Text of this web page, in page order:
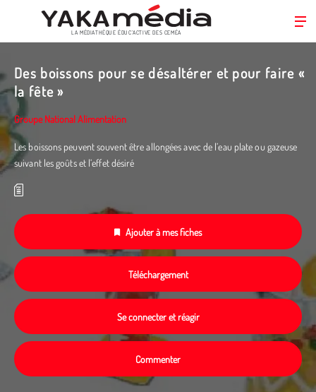
contenu
principal
LA MÉDIATHÈQUE ÉDUC’ACTIVE DES CEMÉA
Des boissons pour se désaltérer et pour faire «
la fête »
Groupe National Alimentation
Les boissons peuvent souvent être allongées avec de l’eau plate ou gazeuse
suivant les goûts et l’effet désiré
Ajouter à mes fiches
Téléchargement
Se connecter et réagir
Commenter